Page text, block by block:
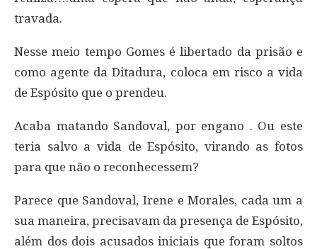
travada.
Nesse meio tempo Gomes é libertado da prisão e
como agente da Ditadura, coloca em risco a vida
de Espósito que o prendeu.
Acaba matando Sandoval, por engano . Ou este
teria salvo a vida de Espósito, virando as fotos
para que não o reconhecessem?
Parece que Sandoval, Irene e Morales, cada um a
sua maneira, precisavam da presença de Espósito,
além dos dois acusados iniciais que foram soltos